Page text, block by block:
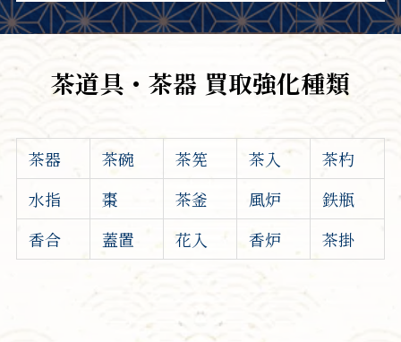
茶道具・茶器 買取強化種類
茶器 茶碗 茶筅 茶入
茶杓
水指
棗 茶釜 風炉
鉄瓶
香合
蓋置 花入 香炉 茶掛